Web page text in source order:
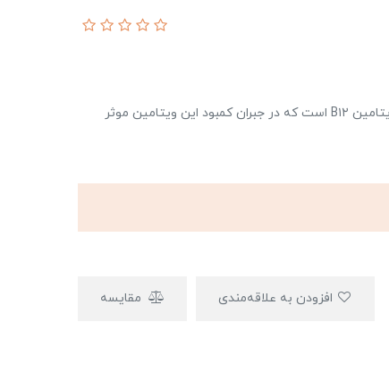
کپسول ژلاتینی نرم B۱۲ یوروویتال حاوی ۱۰۰۰ میکروگرم ویتامین B۱۲ است که در جبران کمبود این ویتامین موثر
مقایسه